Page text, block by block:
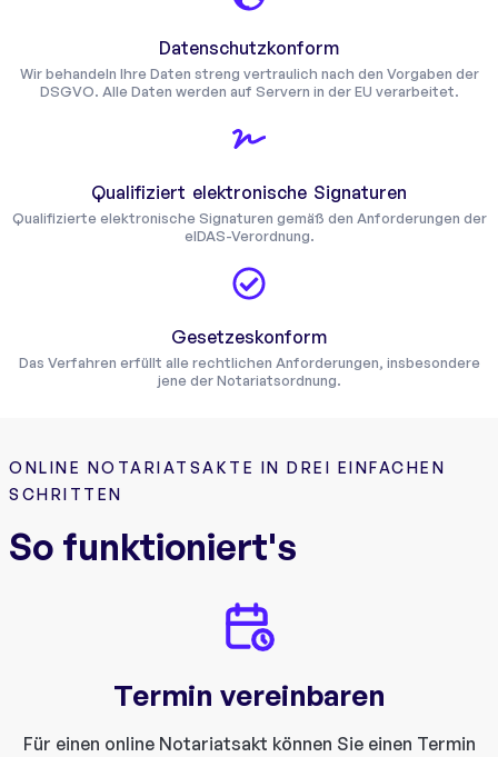
Datenschutzkonform
Wir behandeln Ihre Daten streng vertraulich nach den Vorgaben der
DSGVO. Alle Daten werden auf Servern in der EU verarbeitet.
Qualifiziert elektronische Signaturen
Qualifizierte elektronische Signaturen gemäß den Anforderungen der
eIDAS-Verordnung.
Gesetzeskonform
Das Verfahren erfüllt alle rechtlichen Anforderungen, insbesondere
jene der Notariatsordnung.
ONLINE NOTARIATSAKTE IN DREI EINFACHEN
SCHRITTEN
So funktioniert's
Termin vereinbaren
Für einen online Notariatsakt können Sie einen Termin